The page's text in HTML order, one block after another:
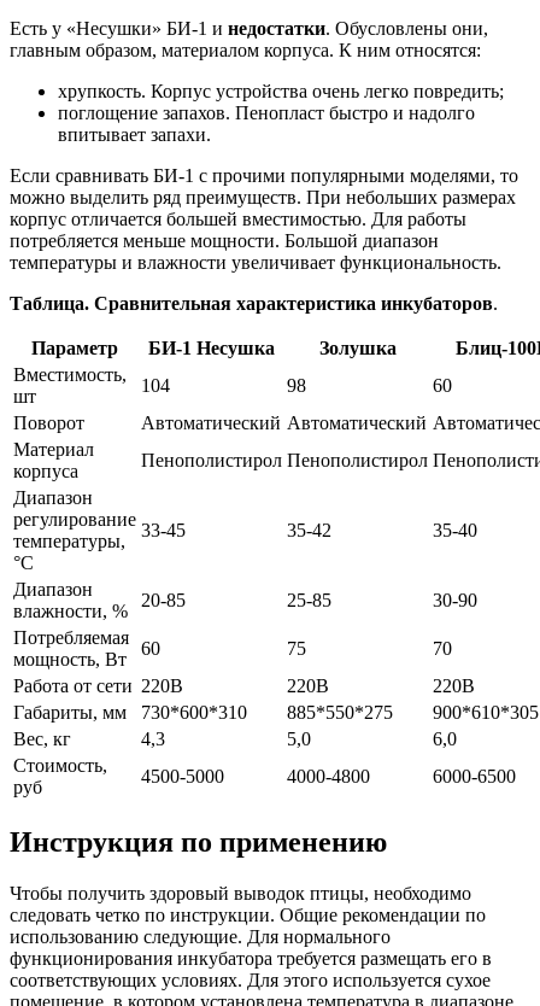
Есть у «Несушки» БИ-1 и недостатки. Обусловлены они,
главным образом, материалом корпуса. К ним относятся:
хрупкость. Корпус устройства очень легко повредить;
поглощение запахов. Пенопласт быстро и надолго
впитывает запахи.
Если сравнивать БИ-1 с прочими популярными моделями, то
можно выделить ряд преимуществ. При небольших размерах
корпус отличается большей вместимостью. Для работы
потребляется меньше мощности. Большой диапазон
температуры и влажности увеличивает функциональность.
Таблица. Сравнительная характеристика инкубаторов.
Параметр БИ-1 Несушка Золушка
Блиц-
Вместимость,
шт
104 98
60
Поворот
Автоматический Автоматический
Материал
корпуса
Пенополистирол Пенополистирол
Диапазон
регулирование
температуры,
°С
33-45 35-42 35-40
Диапазон
влажности, %
20-85 25-85
30-90
Потребляемая
мощность, Вт
60 75
70
Работа от сети 220В 220В
220В
Габариты, мм
730*600*310 885*550*275
900*610*305
Вес, кг
4,3 5,0
6,0
Стоимость,
руб
4500-5000 4000-4800 6000-6500
Инструкция по применению
Чтобы получить здоровый выводок птицы, необходимо
следовать четко по инструкции. Общие рекомендации по
использованию следующие. Для нормального
функционирования инкубатора требуется размещать его в
соответствующих условиях. Для этого используется сухое
помещение, в котором установлена температура в диапазоне